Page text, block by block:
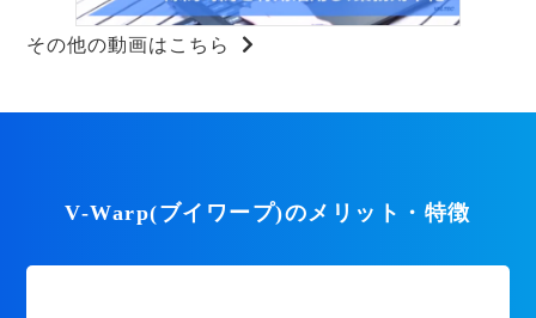
その他の動画はこちら
V-Warp(ブイワープ)のメリット・特徴